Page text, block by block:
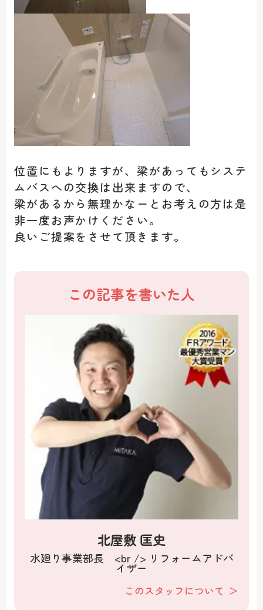
位置にもよりますが、梁があってもシステ
ムバスへの交換は出来ますので、
梁があるから無理かなーとお考えの方は是
非一度お声かけください。
良いご提案をさせて頂きます。
この記事を書いた人
北屋敷 匡史
水廻り事業部長 <br /> リフォームアドバ
イザー
このスタッフについて